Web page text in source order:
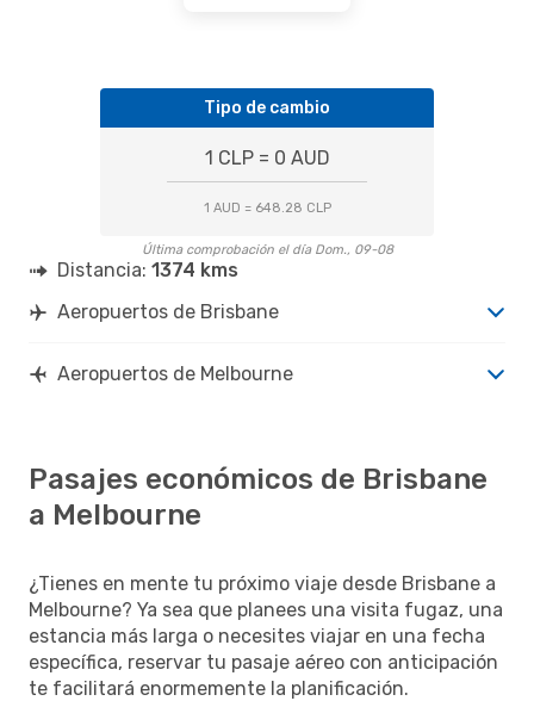
Tipo de cambio
1 CLP = 0 AUD
1 AUD = 648.28 CLP
Última comprobación el día Dom., 09-08
Distancia: 1374 kms
Aeropuertos de Brisbane
Aeropuertos de Melbourne
Pasajes económicos de Brisbane
a Melbourne
¿Tienes en mente tu próximo viaje desde Brisbane a
Melbourne? Ya sea que planees una visita fugaz, una
estancia más larga o necesites viajar en una fecha
específica, reservar tu pasaje aéreo con anticipación
te facilitará enormemente la planificación.